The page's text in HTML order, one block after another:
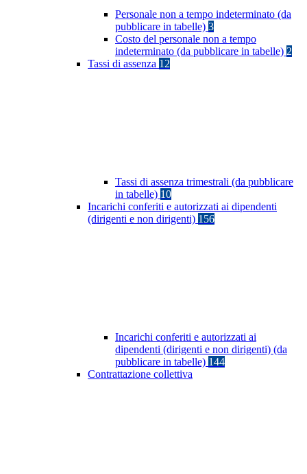
Personale non a tempo indeterminato (da
pubblicare in tabelle) 3
Costo del personale non a tempo
indeterminato (da pubblicare in tabelle) 2
Tassi di assenza 12
Tassi di assenza trimestrali (da pubblicare
in tabelle) 10
Incarichi conferiti e autorizzati ai dipendenti
(dirigenti e non dirigenti) 156
Incarichi conferiti e autorizzati ai
dipendenti (dirigenti e non dirigenti) (da
pubblicare in tabelle) 144
Contrattazione collettiva